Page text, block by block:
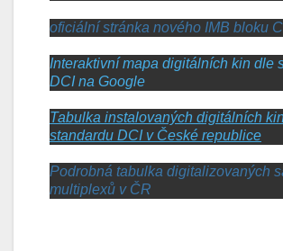
oficiální stránka nového IMB bloku
Interaktivní mapa digitálních kin dle
DCI na Google
Tabulka instalovaných digitálních
standardu DCI v České republice
Podrobná tabulka digitalizovaných
multiplexů v ČR